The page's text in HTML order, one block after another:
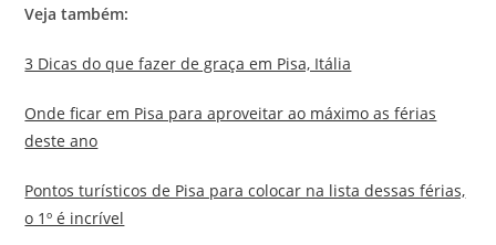
Veja também:
3 Dicas do que fazer de graça em Pisa, Itália
Onde ficar em Pisa para aproveitar ao máximo as férias
deste ano
Pontos turísticos de Pisa para colocar na lista dessas férias,
o 1º é incrível